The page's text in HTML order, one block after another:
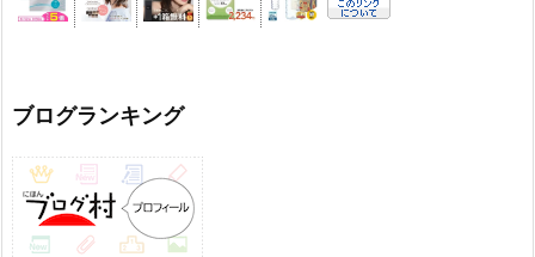
ブログランキング